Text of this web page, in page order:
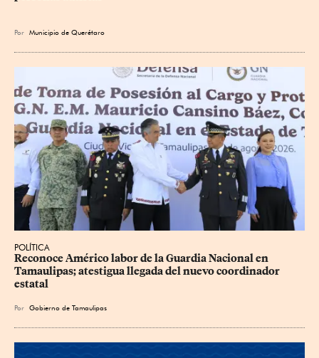
Por Municipio de Querétaro
POLÍTICA
Reconoce Américo labor de la Guardia Nacional en
Tamaulipas; atestigua llegada del nuevo coordinador
estatal
Por Gobierno de Tamaulipas